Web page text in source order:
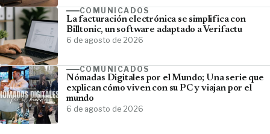
COMUNICADOS
La facturación electrónica se simplifica con
Billtonic, un software adaptado a Verifactu
6 de agosto de 2026
COMUNICADOS
Nómadas Digitales por el Mundo; Una serie que
explican cómo viven con su PC y viajan por el
mundo
6 de agosto de 2026